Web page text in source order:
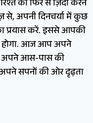
को फिर से ज़िंदा करने
से, अपनी दिनचर्या में कुछ
प्रयास करें. इससे आपकी
होगा. आज आप अपने
अपने आस-पास की
सपनों की ओर दृढ़ता